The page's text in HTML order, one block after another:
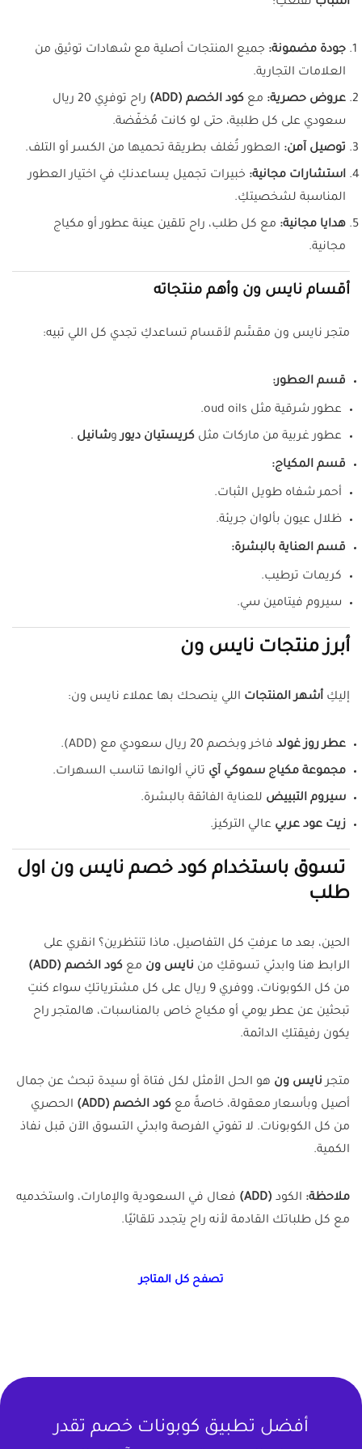
جودة مضمونة: جميع المنتجات أصلية مع شهادات توثيق من
العلامات التجارية.
عروض حصرية: مع كود الخصم (ADD)
راح توفرِي 20 ريال
سعودي على كل طلبية، حتى لو كانت مُخفّضة.
توصيل آمن: العطور تُغلف بطريقة تحميها من الكسر أو التلف.
استشارات مجانية: خبيرات تجميل يساعدنكِ في اختيار العطور
المناسبة لشخصيتكِ.
هدايا مجانية: مع كل طلب، راح تلقين عينة عطور أو مكياج
مجانية.
أقسام نايس ون وأهم منتجاته
متجر نايس ون مقسَّم لأقسام تساعدكِ تجدي كل اللي تبيه:
قسم العطور:
عطور شرقية مثل oud oils.
عطور غربية من ماركات مثل كريستيان ديوروشانيل .
قسم المكياج:
أحمر شفاه طويل الثبات.
ظلال عيون بألوان جريئة.
قسم العناية بالبشرة:
كريمات ترطيب.
سيروم فيتامين سي.
أبرز منتجات نايس ون
إليكِ أشهر المنتجات اللي ينصحك بها عملاء نايس ون:
عطر روز غولد فاخر وبخصم 20 ريال سعودي مع (ADD).
مجموعة مكياج سموكي آي تاني ألوانها تناسب السهرات.
سيروم التبييض للعناية الفائقة بالبشرة.
زيت عود عربي عالي التركيز.
تسوق باستخدام كود خصم نايس ون اول
طلب
الحين، بعد ما عرفتِ كل التفاصيل، ماذا تنتظرين؟ انقري على
الرابط هنا وابدئي تسوقكِ من نايس ون مع كود الخصم (ADD)
من كل الكوبونات، ووفري 9 ريال على كل مشترياتكِ سواء كنتِ
تبحثين عن عطر يومي أو مكياج خاص بالمناسبات، هالمتجر راح
يكون رفيقتكِ الدائمة.
متجرنايس ون هو الحل الأمثل لكل فتاة أو سيدة تبحث عن جمال
أصيل وبأسعار معقولة، خاصةً مع كود الخصم (ADD)
الحصري
من كل الكوبونات. لا تفوتي الفرصة وابدئي التسوق الآن قبل نفاذ
الكمية.
ملاحظة: الكود (ADD)
فعال في السعودية والإمارات، واستخدميه
مع كل طلباتك القادمة لأنه راح يتجدد تلقائيًا.
تصفح كل المتاجر
أفضل تطبيق كوبونات خصم تقدر